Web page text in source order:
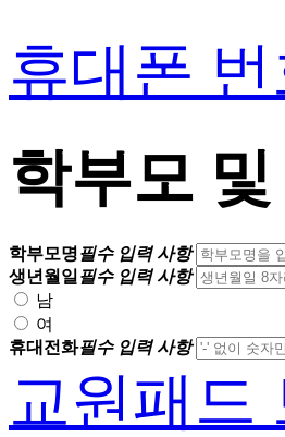
휴대폰
학부모
학부모명필수 입력 사항
생년월일 필수 입력 사항
남
여
휴대전화필수 입력 사항
교원패드